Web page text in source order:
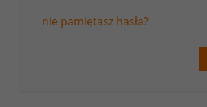
nie pamiętasz hasła?